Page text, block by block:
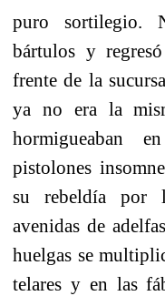
puro sortilegio.
bártulos y
frente de la
ya no era la
hormigueaban
pistolones
su rebeldía por
avenidas de
huelgas se
telares y en las